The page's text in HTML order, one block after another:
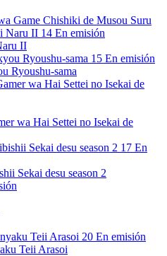
Game Chishiki de Musou Suru
14 En emisión
II
15 En emisión
Ryoushu-sama
wa Hai Settei no Isekai de
17 En
Sekai desu season 2
20 En emisión
Teii Arasoi